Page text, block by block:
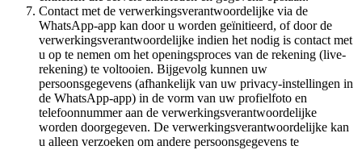
Contact met de verwerkingsverantwoordelijke via de
WhatsApp-app kan door u worden geïnitieerd, of door de
verwerkingsverantwoordelijke indien het nodig is contact met
u op te nemen om het openingsproces van de rekening (live-
rekening) te voltooien. Bijgevolg kunnen uw
persoonsgegevens (afhankelijk van uw privacy-instellingen in
de WhatsApp-app) in de vorm van uw profielfoto en
telefoonnummer aan de verwerkingsverantwoordelijke
worden doorgegeven. De verwerkingsverantwoordelijke kan
u alleen verzoeken om andere persoonsgegevens te